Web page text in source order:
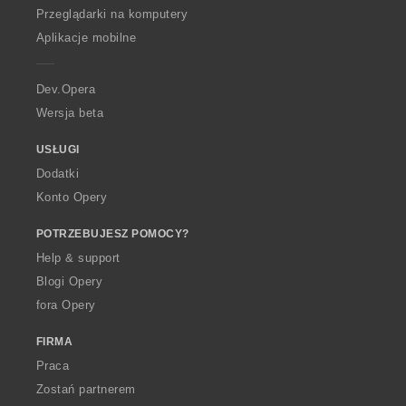
O
p
a
Przeglądarki na komputery
Aplikacje mobilne
Dev.Opera
Wersja beta
USŁUGI
Dodatki
Konto Opery
POTRZEBUJESZ POMOCY?
Help & support
Blogi Opery
fora Opery
FIRMA
Praca
Zostań partnerem